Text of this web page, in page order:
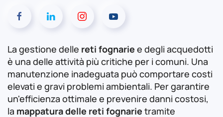
La gestione delle reti fognarie e degli acquedotti
è una delle attività più critiche per i comuni. Una
manutenzione inadeguata può comportare costi
elevati e gravi problemi ambientali. Per garantire
un'efficienza ottimale e prevenire danni costosi,
la mappatura delle reti fognarie tramite